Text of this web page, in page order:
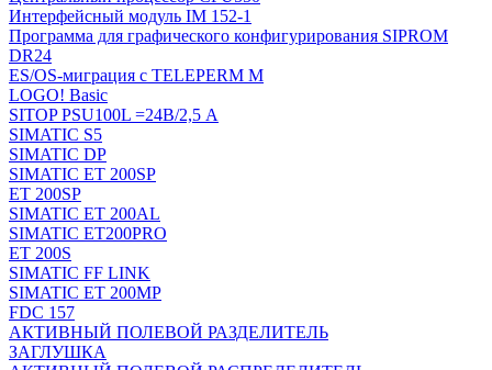
Интерфейсный модуль IM 152-1
Программа для графического конфигурирования SIPROM
DR24
ES/OS-миграция с TELEPERM M
LOGO! Basic
SITOP PSU100L =24В/2,5 A
SIMATIC S5
SIMATIC DP
SIMATIC ET 200SP
ET 200SP
SIMATIC ET 200AL
SIMATIC ET200PRO
ET 200S
SIMATIC FF LINK
SIMATIC ET 200MP
FDC 157
АКТИВНЫЙ ПОЛЕВОЙ РАЗДЕЛИТЕЛЬ
ЗАГЛУШКА